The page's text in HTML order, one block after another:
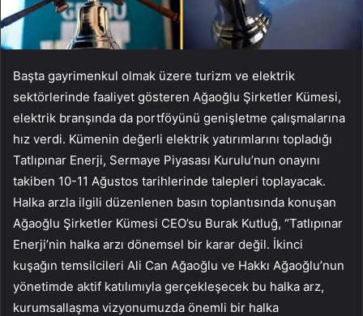
Başta gayrimenkul olmak üzere turizm ve elektrik
sektörlerinde faaliyet gösteren Ağaoğlu Şirketler Kümesi,
elektrik branşında da portföyünü genişletme çalışmalarına
hız verdi. Kümenin değerli elektrik yatırımlarını topladığı
Tatlıpınar Enerji, Sermaye Piyasası Kurulu’nun onayını
takiben 10-11 Ağustos tarihlerinde talepleri toplayacak.
Halka arzla ilgili düzenlenen basın toplantısında konuşan
Ağaoğlu Şirketler Kümesi CEO’su Burak Kutluğ, “Tatlıpınar
Enerji’nin halka arzı dönemsel bir karar değil. İkinci
kuşağın temsilcileri Ali Can Ağaoğlu ve Hakkı Ağaoğlu’nun
yönetimde aktif katılımıyla gerçekleşecek bu halka arz,
kurumsallaşma vizyonumuzda önemli bir halka